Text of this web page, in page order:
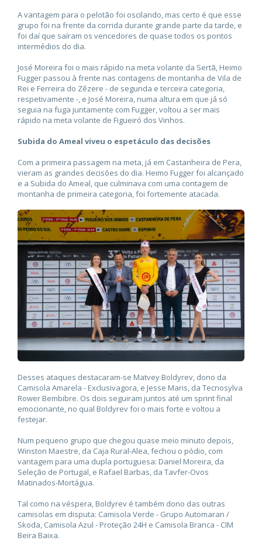
A vantagem para o pelotão foi oscilando, mas certo é que esse
grupo foi na frente da corrida durante grande parte da tarde, e
foi daí que saíram os vencedores de quase todos os pontos
intermédios do dia.
José Moreira foi o mais rápido na meta volante da Sertã, Heimo
Fugger passou à frente nas contagens de montanha de Vila de
Rei e Ferreira do Zêzere - de segunda e terceira categoria,
respetivamente -, e José Moreira, numa altura em que já só
seguia na fuga juntamente com Fugger, voltou a ser mais
rápido na meta volante de Figueiró dos Vinhos.
Subida do Ameal viveu o espetáculo das decisões
Com a primeira passagem na meta, já em Castanheira de Pera,
vieram as grandes decisões do dia. Heimo Fugger foi alcançado
e a Subida do Ameal, que culminava com uma contagem de
montanha de primeira categoria, foi fortemente atacada.
Desses ataques destacaram-se Matvey Boldyrev, dono da
Camisola Amarela - Exclusivagora, e Jesse Maris, da Tecnosylva
Rower Bembibre. Os dois seguiram juntos até um sprint final
emocionante, no qual Boldyrev foi o mais forte e voltou a
festejar.
Num pequeno grupo que chegou quase meio minuto depois,
Winston Maestre, da Caja Rural-Alea, fechou o pódio, com
vantagem para uma dupla portuguesa: Daniel Moreira, da
Seleção de Portugal, e Rafael Barbas, da Tavfer-Ovos
Matinados-Mortágua.
Tal como na véspera, Boldyrev é também dono das outras
camisolas em disputa: Camisola Verde - Grupo Automaran /
Skoda, Camisola Azul - Proteção 24H e Camisola Branca - CIM
Beira Baixa.